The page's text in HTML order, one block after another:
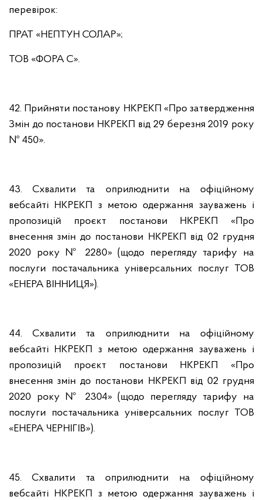
перевірок:
ПРАТ «НЕПТУН СОЛАР»;
ТОВ «ФОРА С».
42. Прийняти постанову НКРЕКП «Про затвердження
Змін до постанови НКРЕКП від 29 березня 2019 року
№ 450».
43. Схвалити та оприлюднити на офіційному
вебсайті НКРЕКП з метою одержання зауважень і
пропозицій проєкт постанови НКРЕКП «Про
внесення змін до постанови НКРЕКП від 02 грудня
2020 року № 2280» (щодо перегляду тарифу на
послуги постачальника універсальних послуг ТОВ
«ЕНЕРА ВІННИЦЯ»).
44. Схвалити та оприлюднити на офіційному
вебсайті НКРЕКП з метою одержання зауважень і
пропозицій проєкт постанови НКРЕКП «Про
внесення змін до постанови НКРЕКП від 02 грудня
2020 року № 2304» (щодо перегляду тарифу на
послуги постачальника універсальних послуг ТОВ
«ЕНЕРА ЧЕРНІГІВ»).
45. Схвалити та оприлюднити на офіційному
вебсайті НКРЕКП з метою одержання зауважень і